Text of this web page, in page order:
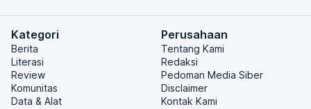
Kategori
Berita
Literasi
Review
Komunitas
Data & Alat
Perusahaan
Tentang Kami
Redaksi
Pedoman Media Siber
Disclaimer
Kontak Kami